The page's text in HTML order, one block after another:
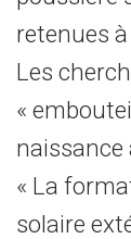
retenues
Les
«
naissance
« La
solaire